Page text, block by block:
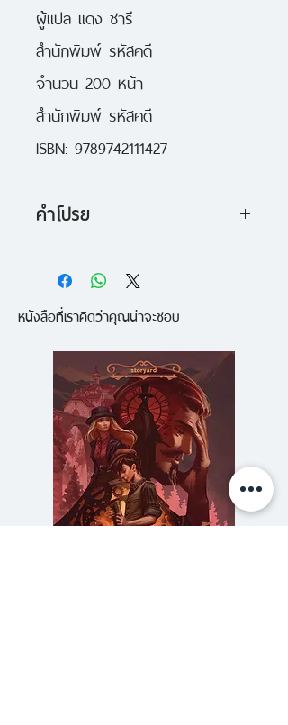
ผู้แปล แดง ชารี
สำนักพิมพ์ รหัสคดี
จำนวน 200 หน้า
สำนักพิมพ์ รหัสคดี
ISBN: 9789742111427
คำโปรย
ฌ้าคส์ ฟูเทรลล์ นักเขียนรหัสดีชาว
อเมริกัน โด่งดังไปทั่วโลก ประการ
แรก เขาเป็นผู้สร้างศาสตราจารย์
เอ๊ส. เอ๊ฟ. เอ๊กซ์. ฟาน ดูเซิ่น
นักสืบเจ้าของฉายา "เครื่องจักรนัก
คิด" ประการที่สอง เขาเสียขีวิตไป
พร้อมกับการอับปางของเรือเดิน
สมุทรไททานิค ในคืนวันที่ 14-15
หนังสือที่เราคิดว่าคุณน่าจะชอบ